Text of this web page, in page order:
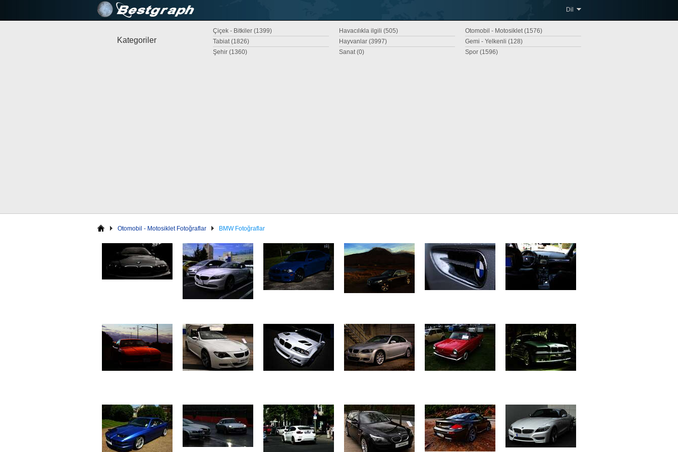
Dil
Kategoriler
Otomobil - Motosiklet (1576)
Havacılıkla ilgili (505)
Çiçek - Bitkiler (1399)
Gemi - Yelkenli (128)
Hayvanlar (3997)
Tabiat (1826)
Spor (1596)
Sanat (0)
Şehir (1360)
Otomobil - Motosiklet Fotoğraflar BMW Fotoğraflar